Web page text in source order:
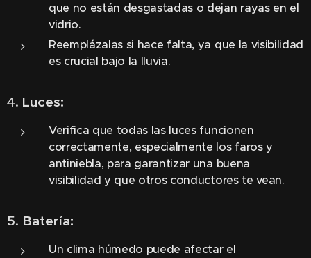
que no están desgastadas o dejan rayas en el
vidrio.
Reemplázalas si hace falta, ya que la visibilidad
es crucial bajo la lluvia.
4. Luces:
Verifica que todas las luces funcionen
correctamente, especialmente los faros y
antiniebla, para garantizar una buena
visibilidad y que otros conductores te vean.
5. Batería:
Un clima húmedo puede afectar el